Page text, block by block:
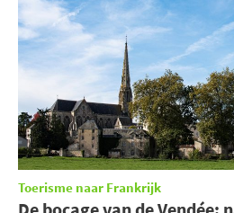
Toerisme naar Frankrijk